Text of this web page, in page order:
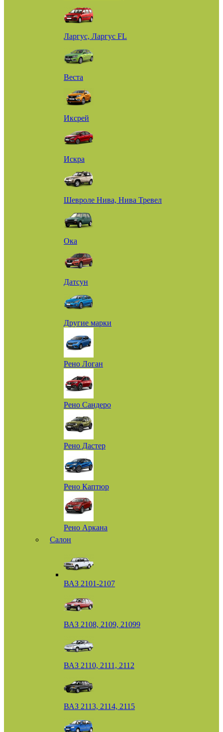
Ларгус, Ларгус FL
Веста
Иксрей
Искра
Шевроле Нива, Нива Тревел
Ока
Датсун
Другие марки
Рено Логан
Рено Сандеро
Рено Дастер
Рено Каптюр
Рено Аркана
Салон
ВАЗ 2101-2107
ВАЗ 2108, 2109, 21099
ВАЗ 2110, 2111, 2112
ВАЗ 2113, 2114, 2115